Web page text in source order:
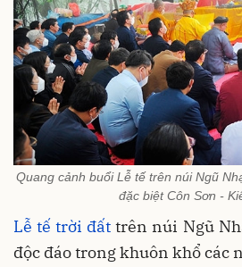
Quang cảnh buổi Lễ tế trên núi Ngũ
đặc biệt Côn Sơn -
Lễ tế trời đất trên núi Ngũ
độc đáo trong khuôn khổ các